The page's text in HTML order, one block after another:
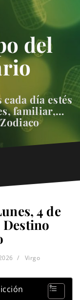
del
día estés
familiar,…
4 de
Destino
Virgo